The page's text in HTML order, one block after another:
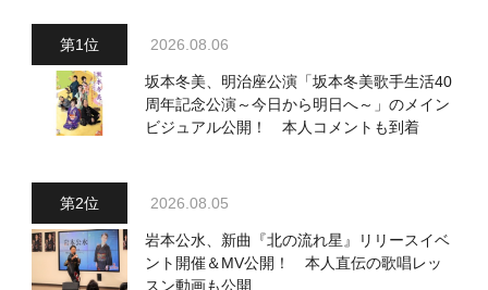
2026.08.06
坂本冬美、明治座公演「坂本冬美歌手生活40
周年記念公演～今日から明日へ～」のメイン
ビジュアル公開！ 本人コメントも到着
2026.08.05
岩本公水、新曲『北の流れ星』リリースイベ
ント開催＆MV公開！ 本人直伝の歌唱レッ
スン動画も公開